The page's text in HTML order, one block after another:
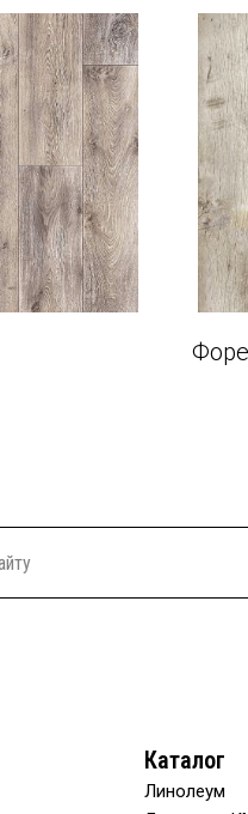
Каталог
Линолеум